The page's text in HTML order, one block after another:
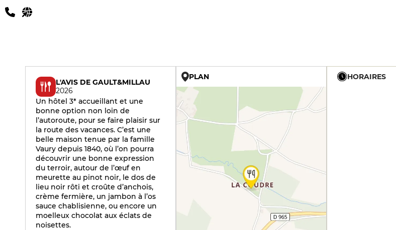
L'AVIS DE GAULT&MILLAU
2026
Un hôtel 3* accueillant et une
bonne option non loin de
l’autoroute, pour se faire plaisir sur
la route des vacances. C’est une
belle maison tenue par la famille
Vaury depuis 1840, où l’on pourra
découvrir une bonne expression
du terroir, autour de l’œuf en
meurette au pinot noir, le dos de
lieu noir rôti et croûte d’anchois,
crème fermière, un jambon à l’os
sauce chablisienne, ou encore un
moelleux chocolat aux éclats de
noisettes.
PLAN HORAIRES